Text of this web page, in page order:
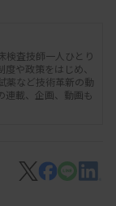
得て開かれた
のもと同県渋
7都県の青年
検査技師一人ひとり
や政策をはじめ、
薬など技術革新の動
連載、企画、動画も